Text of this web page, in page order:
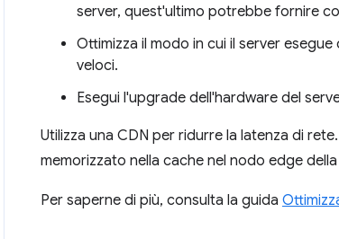
server, quest'ultimo potrebbe fornire
Ottimizza il modo in cui il server
veloci.
Esegui l'upgrade dell'hardware del
Utilizza una CDN per ridurre la latenza di
memorizzato nella cache nel nodo edge della
Per saperne di più, consulta la guida